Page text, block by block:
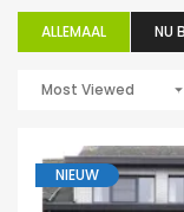
ALLEMAAL NU
Most Viewed
NIEUW